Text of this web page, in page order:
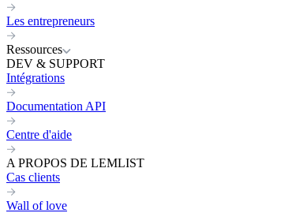
Les entrepreneurs
Ressources
DEV & SUPPORT
Intégrations
Documentation API
Centre d'aide
A PROPOS DE LEMLIST
Cas clients
Wall of love